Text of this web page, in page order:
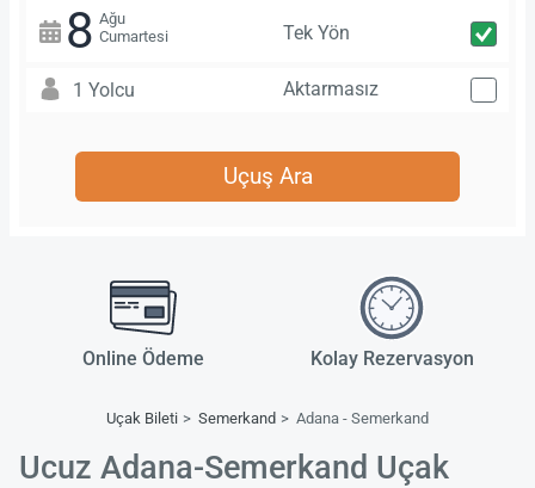
8 Ağu
Cumartesi
Tek Yön
1 Yolcu Aktarmasız
Uçuş Ara
Online Ödeme Kolay Rezervasyon
Uçak Bileti Semerkand Adana - Semerkand
Ucuz Adana-Semerkand Uçak